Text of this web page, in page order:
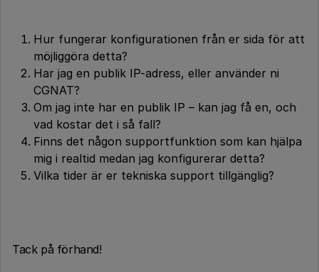
Hur fungerar konfigurationen från er sida för att
möjliggöra detta?
Har jag en publik IP-adress, eller använder ni
CGNAT?
Om jag inte har en publik IP – kan jag få en, och
vad kostar det i så fall?
Finns det någon supportfunktion som kan hjälpa
mig i realtid medan jag konfigurerar detta?
Vilka tider är er tekniska support tillgänglig?
Tack på förhand!